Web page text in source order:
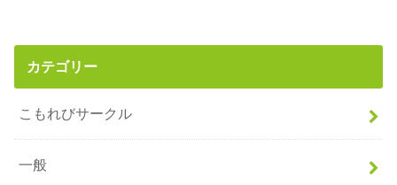
カテゴリー
こもれびサークル
一般